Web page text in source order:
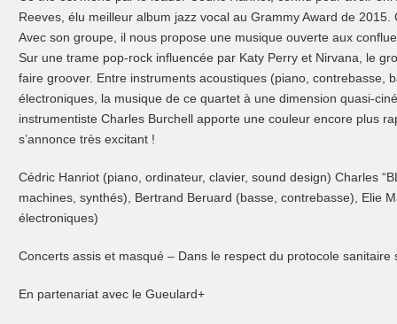
Reeves, élu meilleur album jazz vocal au Grammy Award de
Avec son groupe, il nous propose une musique ouverte aux
Sur une trame pop-rock influencée par Katy Perry et Nirvana, le
faire groover. Entre instruments acoustiques (piano, contrebasse,
électroniques, la musique de ce quartet à une dimension quasi-
instrumentiste Charles Burchell apporte une couleur encore plus
s’annonce très excitant !
Cédric Hanriot (piano, ordinateur, clavier, sound design) Charles
machines, synthés), Bertrand Beruard (basse, contrebasse), Elie
électroniques)
Concerts assis et masqué – Dans le respect du protocole sanitaire
En partenariat avec le Gueulard+